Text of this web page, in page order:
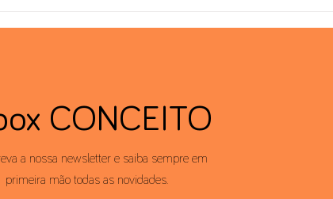
CONCEITO
a nossa newsletter e saiba sempre em
primeira mão todas as novidades.